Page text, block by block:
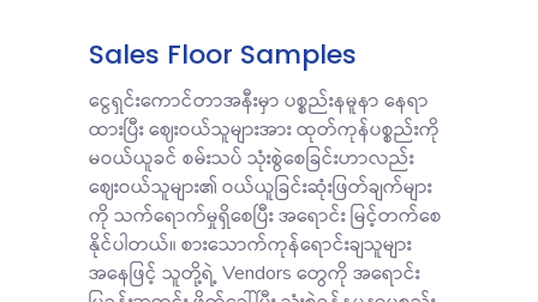
Sales Floor Samples
ငွေရှင်းကောင်တာအနီးမှာ ပစ္စည်းနမူနာ နေရာ
ထားပြီး ဈေးဝယ်သူများအား ထုတ်ကုန်ပစ္စည်းကို
မဝယ်ယူခင် စမ်းသပ် သုံးစွဲစေခြင်းဟာလည်း
ဈေးဝယ်သူများ၏ ဝယ်ယူခြင်းဆုံးဖြတ်ချက်များ
ကို သက်ရောက်မှုရှိစေပြီး အရောင်း မြင့်တက်စေ
နိုင်ပါတယ်။ စားသောက်ကုန်ရောင်းချသူများ
အနေဖြင့် သူတို့ရဲ့ Vendors တွေကို အရောင်း